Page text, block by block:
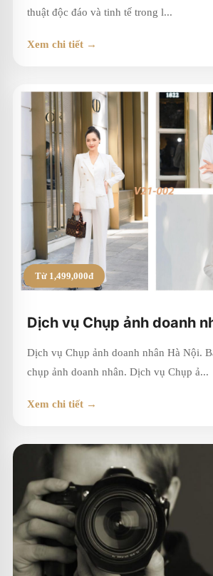
thuật độc đáo và tinh tế trong l...
Xem chi tiết →
Từ 1,499,000đ
Dịch vụ Chụp ảnh doanh
Dịch vụ Chụp ảnh doanh nhân Hà Nội.
chụp ảnh doanh nhân. Dịch vụ Chụp ả...
Xem chi tiết →